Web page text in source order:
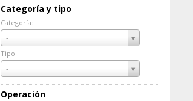
Categoría y tipo
Categoría:
-
Categoría:
Tipo:
-
Tipo:
Operación